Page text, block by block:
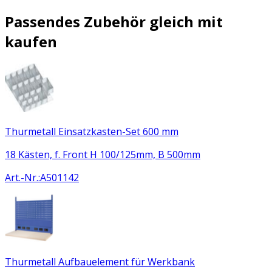
Passendes Zubehör gleich mit
kaufen
Thurmetall Einsatzkasten-Set 600 mm
18 Kästen, f. Front H 100/125mm, B 500mm
Art.-Nr.:A501142
Thurmetall Aufbauelement für Werkbank